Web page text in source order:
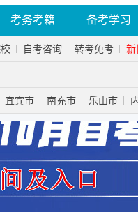
考务考籍 备考学习
自考咨询 转考免考 新
宜宾市 南充市 乐山市